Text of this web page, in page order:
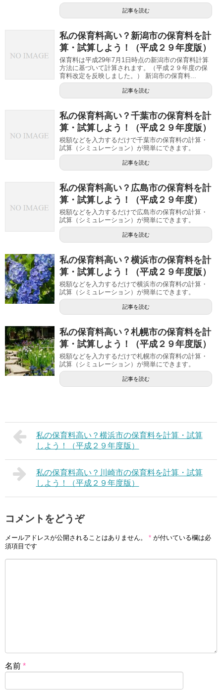
記事を読む
私の保育料高い？新潟市の保育料を計
算・試算しよう！（平成２９年度版）
保育料は平成29年7月1日時点の新潟市の保育料計算
方法に基づいて計算されます。（平成２９年度の保
育料改定を反映しました。） 新潟市の保育料...
記事を読む
私の保育料高い？千葉市の保育料を計
算・試算しよう！（平成２９年度版）
税額などを入力するだけで千葉市の保育料の計算・
試算（シミュレーション）が簡単にできます。
記事を読む
私の保育料高い？広島市の保育料を計
算・試算しよう！（平成２９年度）
税額などを入力するだけで広島市の保育料の計算・
試算（シミュレーション）が簡単にできます。
記事を読む
私の保育料高い？横浜市の保育料を計
算・試算しよう！（平成２９年度版）
税額などを入力するだけで横浜市の保育料の計算・
試算（シミュレーション）が簡単にできます。
記事を読む
私の保育料高い？札幌市の保育料を計
算・試算しよう！（平成２９年度版）
税額などを入力するだけで札幌市の保育料の計算・
試算（シミュレーション）が簡単にできます。
記事を読む
私の保育料高い？横浜市の保育料を計算・試算
しよう！（平成２９年度版）
私の保育料高い？川崎市の保育料を計算・試算
しよう！（平成２９年度版）
コメントをどうぞ
メールアドレスが公開されることはありません。 * が付いている欄は必
須項目です
名前 *